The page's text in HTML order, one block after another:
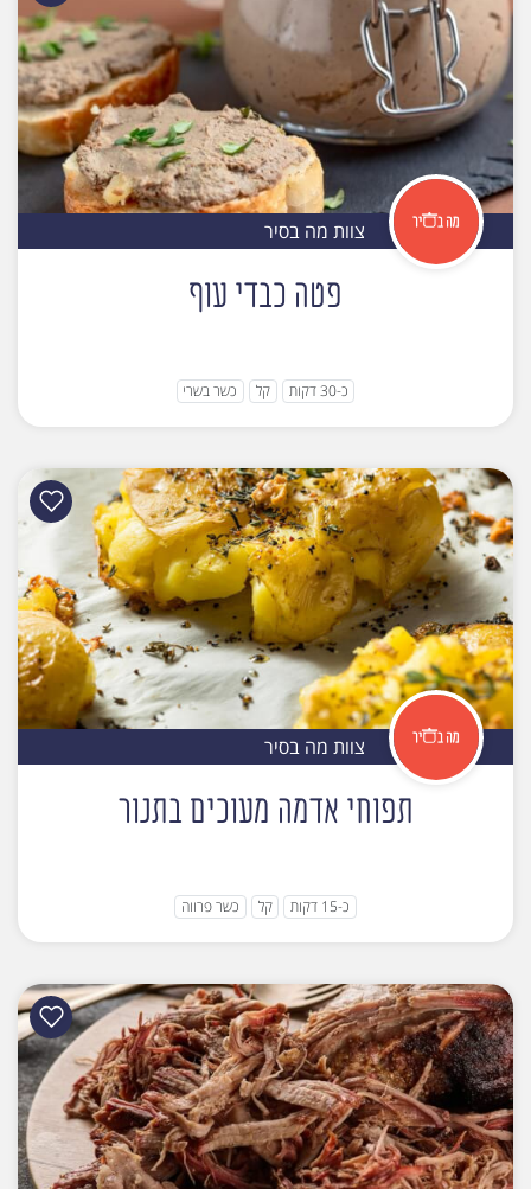
צוות מה בסיר
פטה כבדי עוף
כ-30 דקות קל כשר בשרי
צוות מה בסיר
תפוחי אדמה מעוכים בתנור
כ-15 דקות קל כשר פרווה